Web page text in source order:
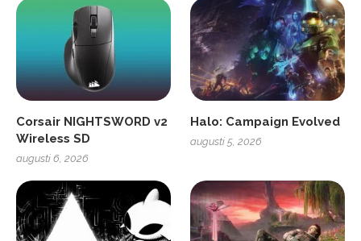
Corsair NIGHTSWORD v2
Wireless SD
augusti 6, 2026
Halo: Campaign Evolved
augusti 5, 2026